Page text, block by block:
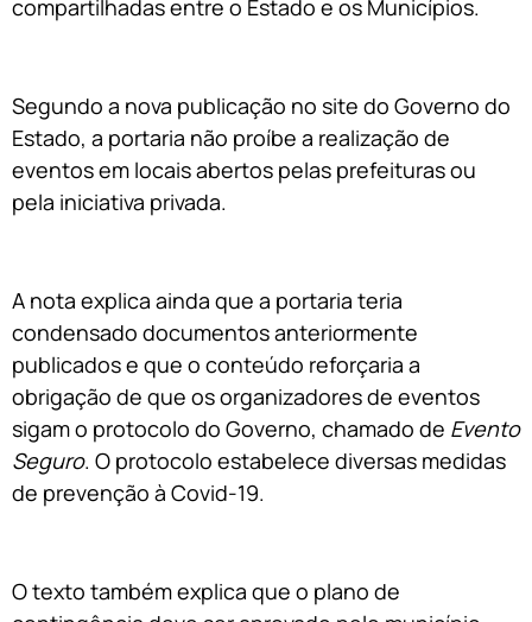
compartilhadas entre o Estado e os Municípios.
Segundo a nova publicação no site do Governo do
Estado, a portaria não proíbe a realização de
eventos em locais abertos pelas prefeituras ou
pela iniciativa privada.
A nota explica ainda que a portaria teria
condensado documentos anteriormente
publicados e que o conteúdo reforçaria a
obrigação de que os organizadores de eventos
sigam o protocolo do Governo, chamado de Evento
Seguro. O protocolo estabelece diversas medidas
de prevenção à Covid-19.
O texto também explica que o plano de